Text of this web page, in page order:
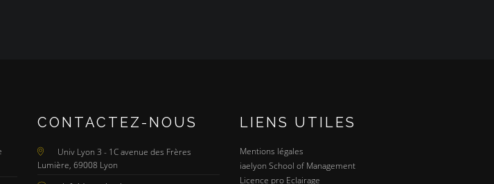
CONTACTEZ-NOUS
Univ Lyon 3 - 1C avenue des Frères
Lumière, 69008 Lyon
LIENS UTILES
Mentions légales
iaelyon School of Management
Licence pro Eclairage